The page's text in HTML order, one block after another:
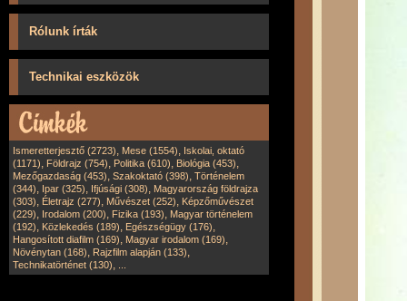
Rólunk írták
Technikai eszközök
Ismeretterjesztő (2723), Mese (1554), Iskolai, oktató
(1171), Földrajz (754), Politika (610), Biológia (453),
Mezőgazdaság (453), Szakoktató (398), Történelem
(344), Ipar (325), Ifjúsági (308), Magyarország földrajza
(303), Életrajz (277), Művészet (252), Képzőművészet
(229), Irodalom (200), Fizika (193), Magyar történelem
(192), Közlekedés (189), Egészségügy (176),
Hangosított diafilm (169), Magyar irodalom (169),
Növénytan (168), Rajzfilm alapján (133),
Technikatörténet (130),